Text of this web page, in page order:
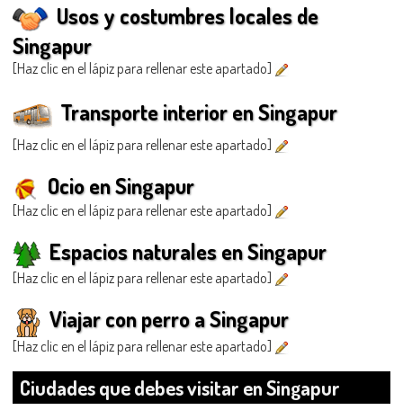
Usos y costumbres locales de
Singapur
[Haz clic en el lápiz para rellenar este apartado]
Transporte interior en Singapur
[Haz clic en el lápiz para rellenar este apartado]
Ocio en Singapur
[Haz clic en el lápiz para rellenar este apartado]
Espacios naturales en Singapur
[Haz clic en el lápiz para rellenar este apartado]
Viajar con perro a Singapur
[Haz clic en el lápiz para rellenar este apartado]
Ciudades que debes visitar en Singapur